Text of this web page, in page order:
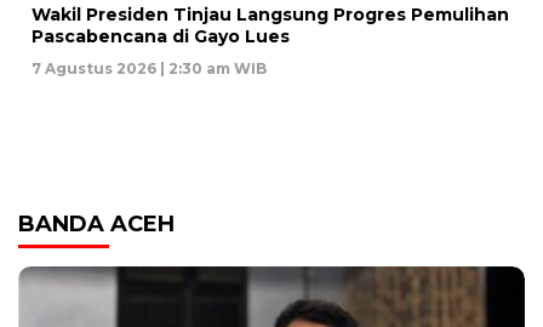
Wakil Presiden Tinjau Langsung Progres Pemulihan
Pascabencana di Gayo Lues
7 Agustus 2026 | 2:30 am WIB
BANDA ACEH